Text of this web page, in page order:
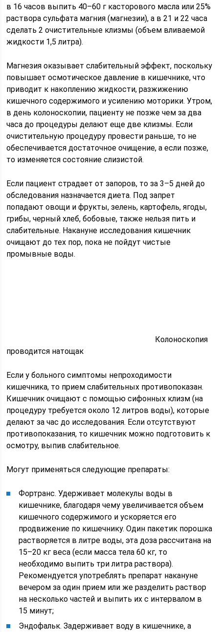
в 16 часов выпить 40–60 г касторового масла или 25%
раствора сульфата магния (магнезии), а в 21 и 22 часа
сделать 2 очистительные клизмы (объем вливаемой
жидкости 1,5 литра).
Магнезия оказывает слабительный эффект, поскольку
повышает осмотическое давление в кишечнике, что
приводит к накоплению жидкости, разжижению
кишечного содержимого и усилению моторики. Утром,
в день колоноскопии, пациенту не позже чем за два
часа до процедуры делают еще две клизмы. Если
очистительную процедуру провести раньше, то не
обеспечивается достаточное очищение, а если позже,
то изменяется состояние слизистой.
Если пациент страдает от запоров, то за 3–5 дней до
обследования назначается диета. Под запрет
попадают овощи и фрукты, зелень, картофель, ягоды,
грибы, черный хлеб, бобовые, также нельзя пить и
слабительные. Накануне исследования кишечник
очищают до тех пор, пока не пойдут чистые
промывные воды.
Колоноскопия
проводится натощак
Если у больного симптомы непроходимости
кишечника, то прием слабительных противопоказан.
Кишечник очищают с помощью сифонных клизм (на
процедуру требуется около 12 литров воды), которые
делают за час до исследования. Если отсутствуют
противопоказания, то кишечник можно подготовить к
осмотру, выпив слабительное.
Могут применяться следующие препараты:
Фортранс. Удерживает молекулы воды в
кишечнике, благодаря чему увеличивается объем
кишечного содержимого и ускоряется его
продвижение по кишечнику. Один пакетик порошка
растворяется в литре воды, эта доза рассчитана на
15–20 кг веса (если масса тела 60 кг, то
необходимо выпить три литра раствора).
Рекомендуется употреблять препарат накануне
вечером за один прием или же разделить раствор
на несколько частей и выпить их с интервалом в
15 минут;
Эндофальк. Задерживает воду в кишечнике, а